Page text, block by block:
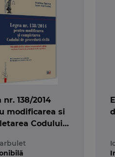
orientative pentru toate
nr. 138/2014
modificarea si
Codului